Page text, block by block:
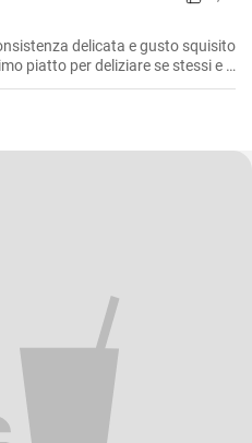
delicata e gusto squisito
piatto per deliziare se stessi e i
è semplice e accessibile a